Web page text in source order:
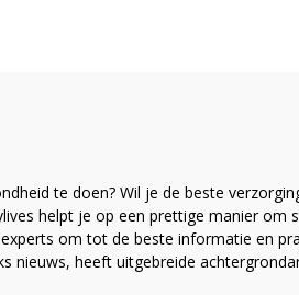
te doen? Wil je de beste
helpt je op een prettige manier om
om tot de beste informatie en
nieuws, heeft uitgebreide